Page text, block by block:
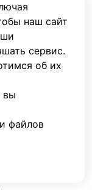
наш сайт
сервис.
об их
вы
файлов